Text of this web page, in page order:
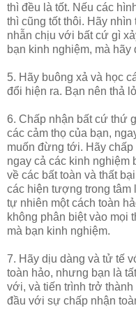
thì đều là tốt. Nếu các
thì cũng tốt thôi. Hãy
nhẫn chịu với bất cứ gì
bạn kinh nghiệm, mà hãy
5. Hãy buông xả và học
đổi hiện ra. Bạn nên thả
6. Chấp nhận bất cứ thứ
các cảm thọ của bạn,
muốn đừng tới. Hãy
ngay cả các kinh nghiệm
về các bất toàn và thất
các hiện tượng trong tâm
tự nhiên một cách toàn
không phân biệt vào mọi
mà bạn kinh nghiệm.
7. Hãy dịu dàng và tử tế
toàn hảo, nhưng bạn là
với, và tiến trình trở thành
đầu với sự chấp nhận